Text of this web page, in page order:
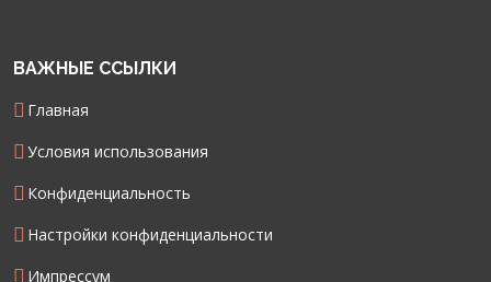
ВАЖНЫЕ ССЫЛКИ
Главная
Условия использования
Конфиденциальность
Настройки конфиденциальности
Импрессум